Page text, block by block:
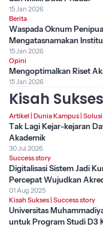
15 Jan 2026
Berita
Waspada Oknum
Mengatasnamakan
15 Jan 2026
Opini
Mengoptimalkan Riset
15 Jan 2026
Kisah Sukses
Artikel Dunia Kampus
Tak Lagi Kejar-kejaran
Akademik
30 Jul 2026
Success story
Digitalisasi Sistem Jadi
Percepat Wujudkan
01 Aug 2025
Kisah Sukses Success story
Universitas
untuk Program Studi D3